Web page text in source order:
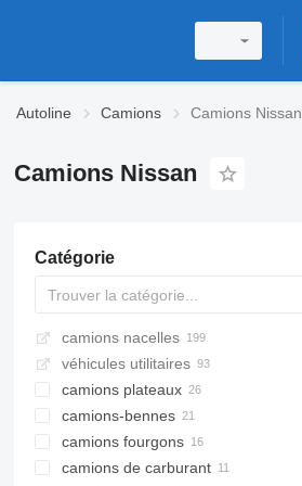
Autoline Camions Camions Nissan
Camions Nissan
Catégorie
camions nacelles
véhicules utilitaires
camions plateaux
camions-bennes
camions fourgons
camions de carburant